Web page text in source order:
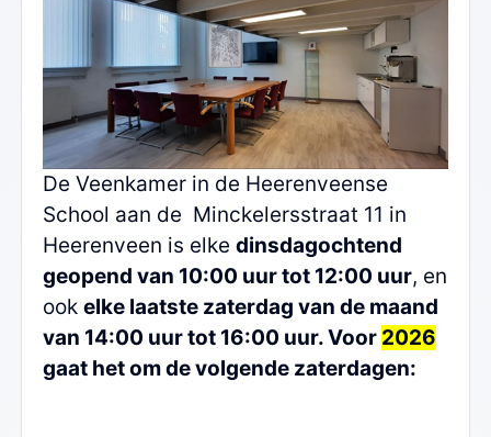
De Veenkamer in de Heerenveense
School aan de Minckelersstraat 11 in
Heerenveen is elke dinsdagochtend
geopend van 10:00 uur tot 12:00 uur, en
ook elke laatste zaterdag van de maand
van 14:00 uur tot 16:00 uur. Voor 2026
gaat het om de volgende zaterdagen: